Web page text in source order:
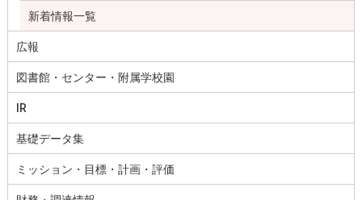
新着情報一覧
広報
図書館・センター・附属学校園
IR
基礎データ集
ミッション・目標・計画・評価